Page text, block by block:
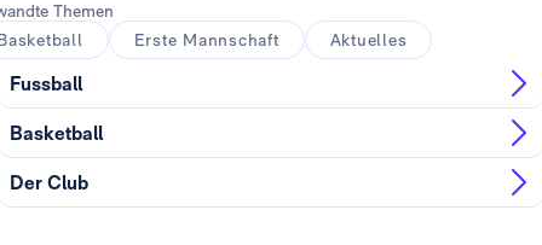
Themen
Erste Mannschaft Aktuelles
Fussball
Basketball
Der Club